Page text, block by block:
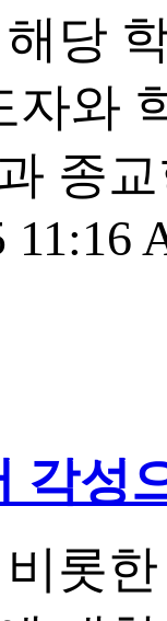
당
자와
종
11:16
각성
롯